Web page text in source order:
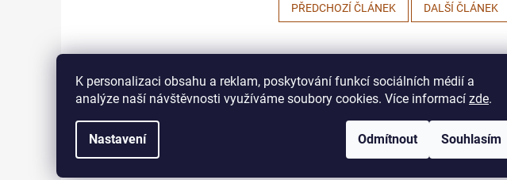
K personalizaci obsahu a reklam, poskytování funkcí sociálních médií a
analýze naší návštěvnosti využíváme soubory cookies. Více informací zde.
Nastavení Odmítnout Souhlasím
PŘEDCHOZÍ ČLÁNEK DALŠÍ ČLÁNEK